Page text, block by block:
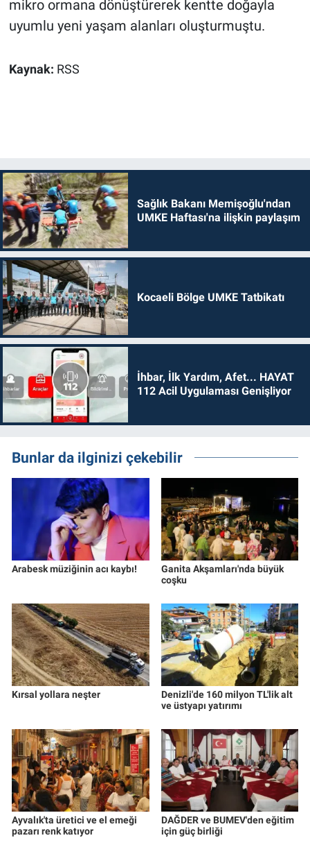
mikro ormana dönüştürerek kentte doğayla
uyumlu yeni yaşam alanları oluşturmuştu.
Kaynak: RSS
Sağlık Bakanı Memişoğlu'ndan
UMKE Haftası'na ilişkin paylaşım
Kocaeli Bölge UMKE Tatbikatı
İhbar, İlk Yardım, Afet... HAYAT
112 Acil Uygulaması Genişliyor
Bunlar da ilginizi çekebilir
Arabesk müziğinin acı kaybı!
Ganita Akşamları'nda büyük
coşku
Kırsal yollara neşter
Denizli'de 160 milyon TL'lik alt
ve üstyapı yatırımı
Ayvalık'ta üretici ve el emeği
pazarı renk katıyor
DAĞDER ve BUMEV'den eğitim
için güç birliği